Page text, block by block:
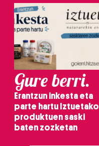
Gure berri.
Erantzun inkesta eta
parte hartu Iztuetako
produktuen saski
baten zozketan